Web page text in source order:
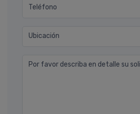
Teléfono
Ubicación
Por favor describa en detalle su